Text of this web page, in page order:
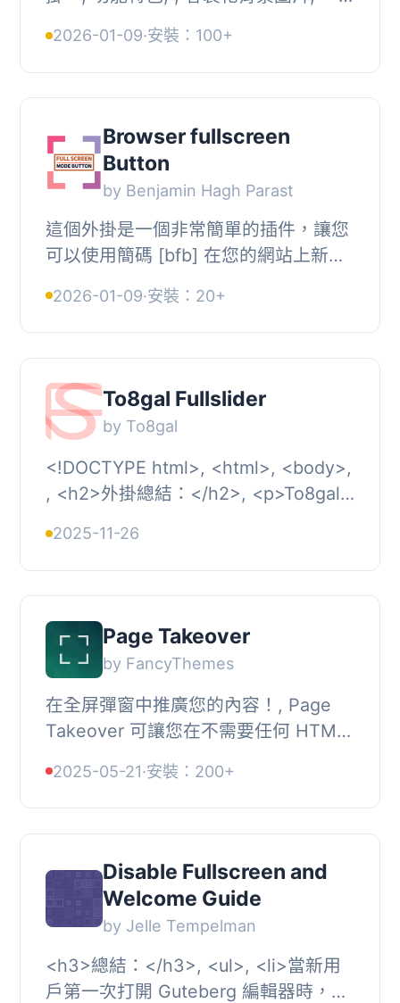
獨立的圖片和效果, 可與文章、頁面、
產品等多...
2026-01-09·安裝：100+
Browser fullscreen
Button
by Benjamin Hagh Parast
這個外掛是一個非常簡單的插件，讓您
可以使用簡碼 [bfb] 在您的網站上新增
全螢幕模式。
2026-01-09·安裝：20+
To8gal Fullslider
by To8gal
<!DOCTYPE html>, <html>, <body>,
, <h2>外掛總結：</h2>, <p>To8gal
片外掛，具...
2025-11-26
Page Takeover
by FancyThemes
在全屏彈窗中推廣您的內容！, Page
Takeover 可讓您在不需要任何 HTML
上創建一個令人驚嘆的全屏彈窗。, 只
需安裝插件，選...
2025-05-21·安裝：200+
Disable Fullscreen and
Welcome Guide
by Jelle Tempelman
<h3>總結：</h3>, <ul>, <li>當新用
戶第一次打開 Guteberg 編輯器時，編